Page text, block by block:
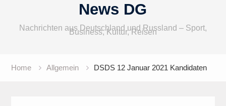
News DG
Nachrichten aus Deutschland und Russland – Sport,
Business, Kultur, Reisen
Home Allgemein DSDS 12 Januar 2021 Kandidaten